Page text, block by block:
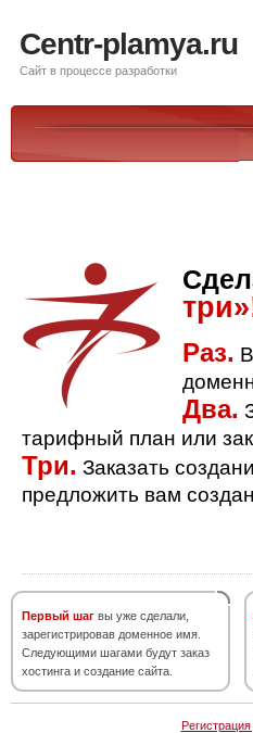
Centr-plamya.ru
Сайт в процессе разработки
Раз.
Два.
тарифный план или
Три. Заказать
предложить вам
Первый шаг вы уже сделали,
зарегистрировав доменное имя.
Следующими шагами будут заказ
хостинга и создание сайта.